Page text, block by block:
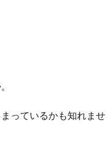
っているかも知れませ